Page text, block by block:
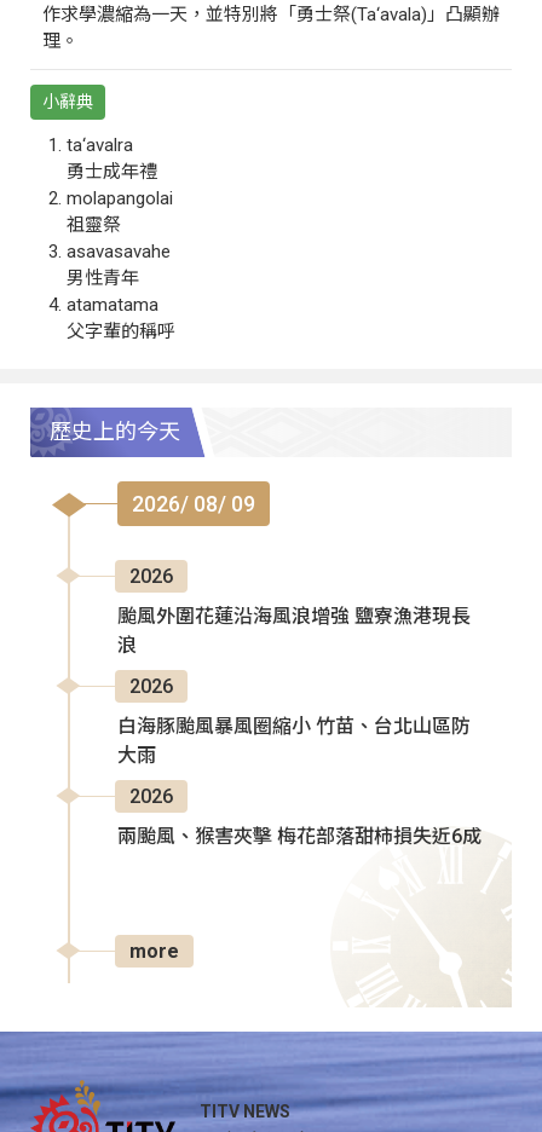
作求學濃縮為一天，並特別將「勇士祭(Ta‘avala)」凸顯辦
理。
小辭典
ta‘avalra
勇士成年禮
molapangolai
祖靈祭
asavasavahe
男性青年
atamatama
父字輩的稱呼
歷史上的今天
2026/ 08/ 09
2026
颱風外圍花蓮沿海風浪增強 鹽寮漁港現長
浪
2026
白海豚颱風暴風圈縮小 竹苗、台北山區防
大雨
2026
兩颱風、猴害夾擊 梅花部落甜柿損失近6成
more
TITV NEWS